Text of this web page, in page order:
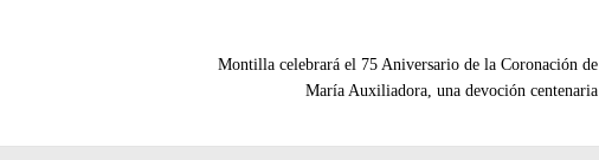
Entrada
Montilla celebrará el 75 Aniversario de la Coronación de
María Auxiliadora, una devoción centenaria